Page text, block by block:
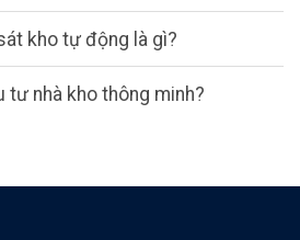
kho tự động là gì?
tư nhà kho thông minh?